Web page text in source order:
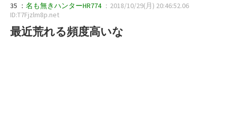
35 ： 名も無きハンターHR774 ：2018/10/29(月) 20:46:52.06
ID:T7Fjzlm8p.net
最近荒れる頻度高いな